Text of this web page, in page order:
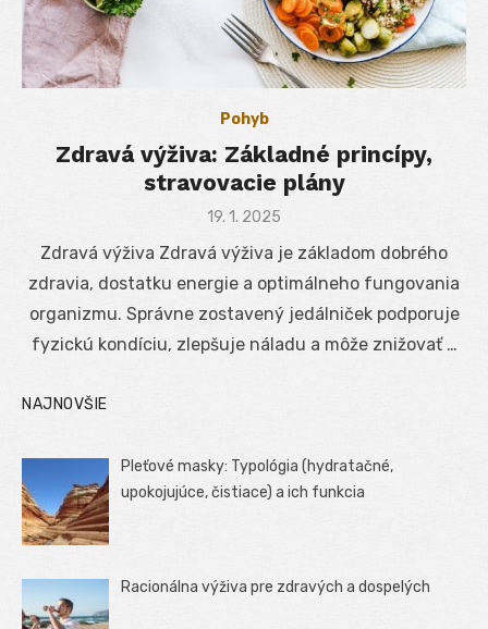
Pohyb
Zdravá výživa: Základné princípy,
stravovacie plány
Posted
19. 1. 2025
Zdravá výživa Zdravá výživa je základom dobrého
zdravia, dostatku energie a optimálneho fungovania
organizmu. Správne zostavený jedálniček podporuje
fyzickú kondíciu, zlepšuje náladu a môže znižovať …
NAJNOVŠIE
Pleťové masky: Typológia (hydratačné,
upokojujúce, čistiace) a ich funkcia
Racionálna výživa pre zdravých a dospelých